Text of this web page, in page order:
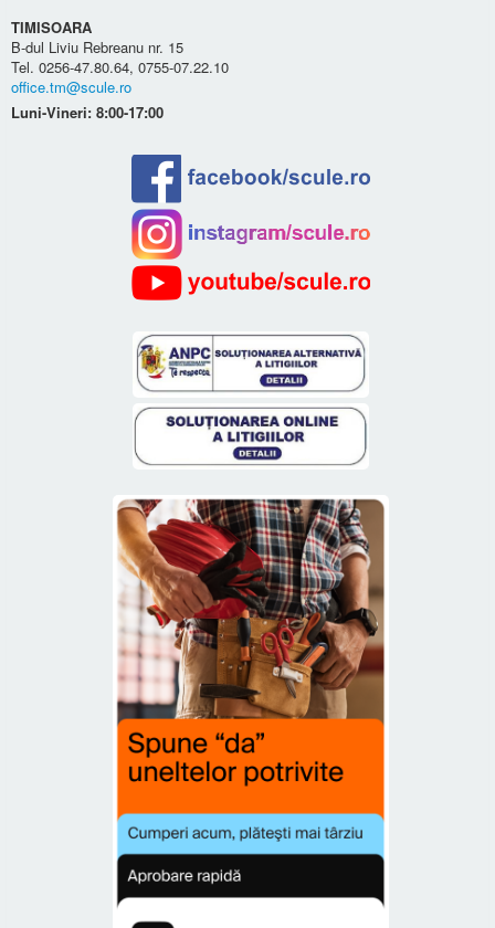
TIMISOARA
B-dul Liviu Rebreanu nr. 15
Tel. 0256-47.80.64, 0755-07.22.10
office.tm@scule.ro
Luni-Vineri: 8:00-17:00